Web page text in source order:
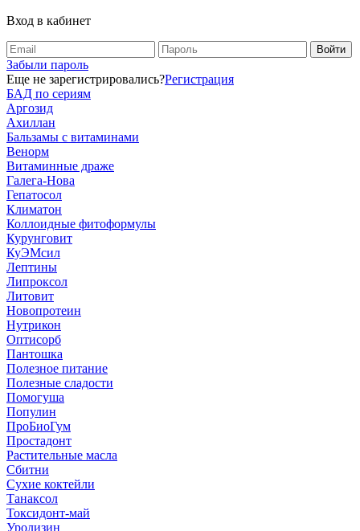
Вход в кабинет
Забыли пароль
Еще не зарегистрировались?Регистрация
БАД по сериям
Аргозид
Ахиллан
Бальзамы с витаминами
Венорм
Витаминные драже
Галега-Нова
Гепатосол
Климатон
Коллоидные фитоформулы
Курунговит
КуЭМсил
Лептины
Липроксол
Литовит
Новопротеин
Нутрикон
Оптисорб
Пантошка
Полезное питание
Полезные сладости
Помогуша
Популин
ПроБиоГум
Простадонт
Растительные масла
Сбитни
Сухие коктейли
Танаксол
Токсидонт-май
Уролизин